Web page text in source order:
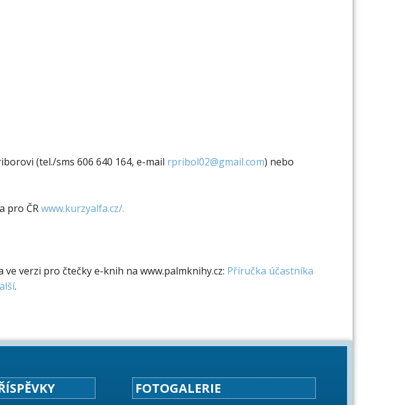
(tel./sms 606 640 164, e-mail rpribol02@gmail.com) nebo
pro ČRwww.kurzyalfa.cz/.
ve verzi pro čtečky e-knih na www.palmknihy.cz: Příručka účastníka
.
FOTOGALERIE